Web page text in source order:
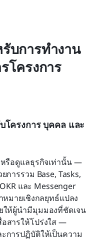
บการทำงาน
โครงการ
ครงการ บุคคล และ
รือดูแลธุรกิจเท่านั้น —
การรวม Base, Tasks,
และ Messenger
หมายเชิงกลยุทธ์แปลง
ให้ผู้นำมีมุมมองที่ชัดเจน
สารให้โปร่งใส —
การปฏิบัติให้เป็นความ